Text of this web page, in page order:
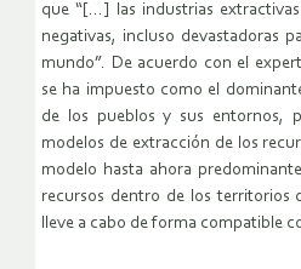
que “[…] las industrias
negativas, incluso devastadoras
mundo”. De acuerdo con el
se ha impuesto como el
de los pueblos y sus entornos,
modelos de extracción de los
modelo hasta ahora
recursos dentro de los territorios
lleve a cabo de forma compatible